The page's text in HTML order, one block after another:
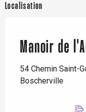
Localisation
Manoir de
Séminaire
54 Chemin Saint-
Boscherville